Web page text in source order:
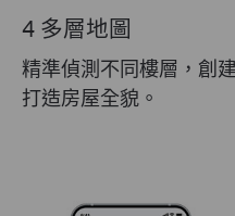
地圖鎖定
一旦地圖掃描並編輯到
目前使用的地圖，以防